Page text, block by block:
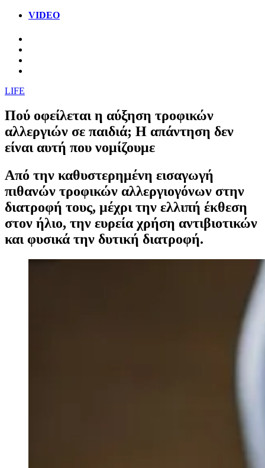
VIDEO
LIFE
Πού οφείλεται η αύξηση τροφικών
αλλεργιών σε παιδιά; Η απάντηση δεν
είναι αυτή που νομίζουμε
Από την καθυστερημένη εισαγωγή
πιθανών τροφικών αλλεργιογόνων στην
διατροφή τους, μέχρι την ελλιπή έκθεση
στον ήλιο, την ευρεία χρήση αντιβιοτικών
και φυσικά την δυτική διατροφή.